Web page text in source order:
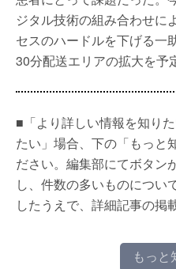
ジタル技術の組み合わせに
セスのハードルを下げる一
30分配送エリアの拡大を予
■「より詳しい情報を知り
たい」場合、下の「もっと
ださい。編集部にてボタン
し、件数の多いものについ
したうえで、詳細記事の掲
もっと